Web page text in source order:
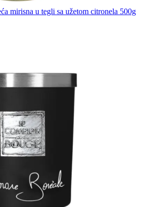
mirisna u tegli sa užetom citronela 500g